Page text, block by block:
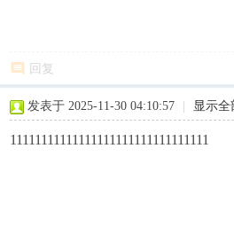
回复
发表于 2025-11-30 04:10:57 显示全
11111111111111111111111111111111